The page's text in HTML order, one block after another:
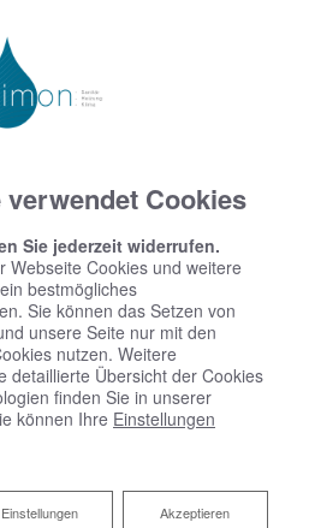
verwendet Cookies
Sie jederzeit widerrufen.
Webseite Cookies und weitere
bestmögliches
Sie können das Setzen von
unsere Seite nur mit den
nutzen. Weitere
detaillierte Übersicht der Cookies
finden Sie in unserer
können Ihre Einstellungen
Akzeptieren
Einstellungen